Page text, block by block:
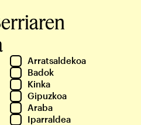
Arratsaldekoa
Badok
Kinka
Gipuzkoa
Araba
Iparraldea